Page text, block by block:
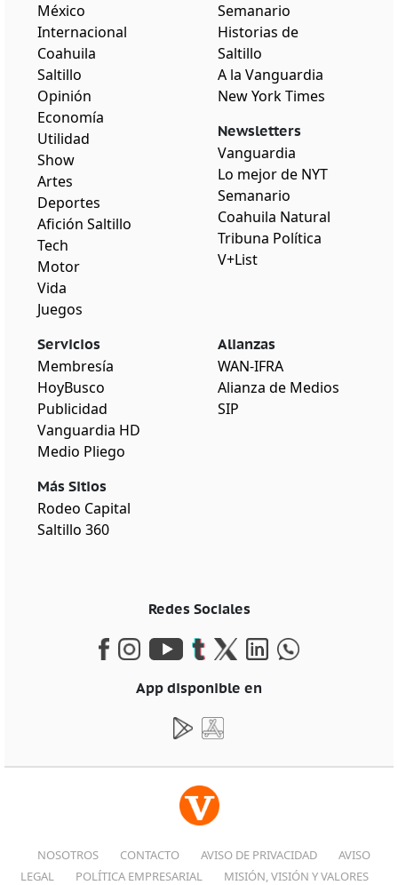
México
Internacional
Coahuila
Saltillo
Opinión
Economía
Utilidad
Show
Artes
Deportes
Afición Saltillo
Tech
Motor
Vida
Juegos
Semanario
Historias de
Saltillo
A la Vanguardia
New York Times
Newsletters
Vanguardia
Lo mejor de NYT
Semanario
Coahuila Natural
Tribuna Política
V+List
Servicios
Membresía
HoyBusco
Publicidad
Vanguardia HD
Medio Pliego
Más Sitios
Rodeo Capital
Saltillo 360
Alianzas
WAN-IFRA
Alianza de Medios
SIP
Redes Sociales
App disponible en
NOSOTROS CONTACTO AVISO DE PRIVACIDAD
AVISO
LEGAL
POLÍTICA EMPRESARIAL MISIÓN, VISIÓN Y VALORES